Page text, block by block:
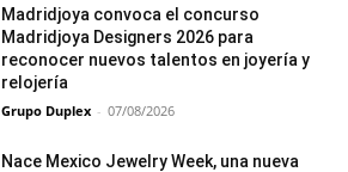
Madridjoya convoca el concurso
Madridjoya Designers 2026 para
reconocer nuevos talentos en joyería y
relojería
Grupo Duplex - 07/08/2026
Nace Mexico Jewelry Week, una nueva